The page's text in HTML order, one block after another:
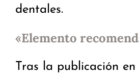
dentales.
«Elemento
Tras la publicación